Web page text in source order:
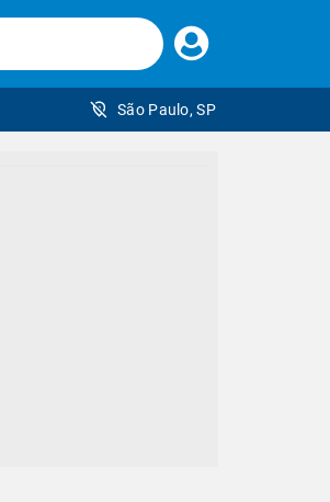
Faça
seu
São Paulo, SP